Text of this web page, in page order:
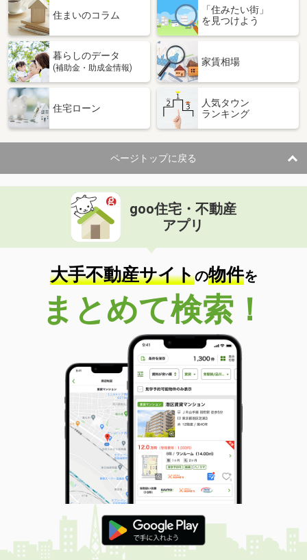
住まいのコラム
「住みたい街」
を見つけよう
暮らしのデータ
(補助金・助成金情報)
家賃相場
住宅ローン
人気タウン
ランキング
ページトップに戻る
goo住宅・不動産
アプリ
大手不動産サイトの物件を
まとめて検索！